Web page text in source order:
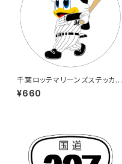
千葉ロッテマリーンズステッカー
8（大）
¥660